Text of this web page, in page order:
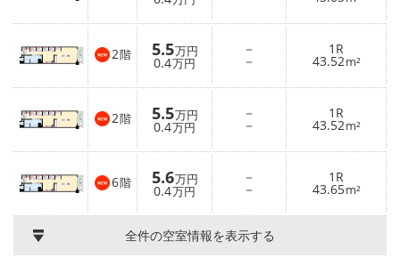
2階 5.5万円
0.4万円
－
－
1R
43.52m²
2階 5.5万円
0.4万円
－
－
1R
43.52m²
6階 5.6万円
0.4万円
－
－
1R
43.65m²
全件の空室情報を表示する